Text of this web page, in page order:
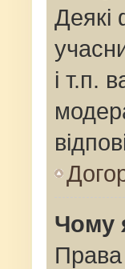
і т.п.
Чому
Права